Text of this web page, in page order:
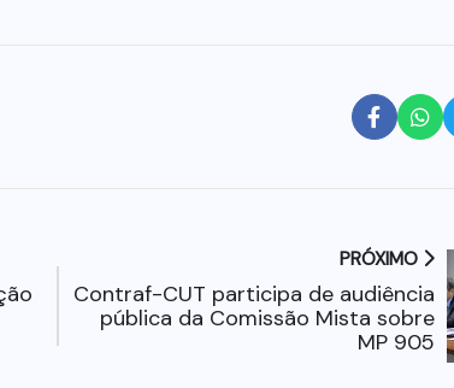
PRÓXIMO
Contraf-CUT participa de audiência
pública da Comissão Mista sobre
MP 905